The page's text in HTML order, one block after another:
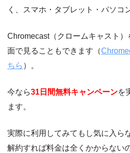
く、スマホ・タブレット・パソコ
Chromecast（クロームキャスト
面で見ることもできます（
ちら ）。
今なら31日間無料キャンペーンを
ます。
実際に利用してみてもし気に入ら
解約すれば料金は全くかからない